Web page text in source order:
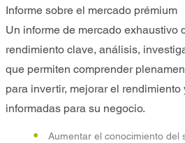
Informe sobre el mercado prémium
Un informe de mercado exhaustivo
rendimiento clave, análisis,
que permiten comprender
para invertir, mejorar el
informadas para su negocio.
Aumentar el conocimiento del